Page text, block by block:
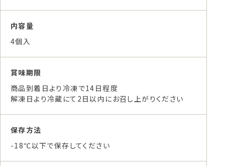
内容量
4個入
賞味期限
商品到着日より冷凍で14日程度
解凍日より冷蔵にて2日以内にお召し上がりください
保存方法
-18℃以下で保存してください